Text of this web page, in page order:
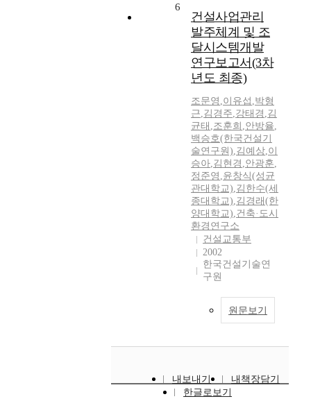
6
건설사업관리
발주체계 및 조
달시스템개발
연구보고서(3차
년도 최종)
조문영 ,이유섭 ,박형
근,김경주,강태경 ,김
균태 ,조훈희 ,안방율,
백승호(한국건설기
술연구원),김예상,이
승아,김현경 ,안광훈,
정준영 ,윤창식(성균
관대학교),김한수(세
종대학교),김경래(한
양대학교),건축·도시
환경연구소
건설교통부
2002
한국건설기술연
구원
원문보기
내보내기
내책장담기
한글로보기